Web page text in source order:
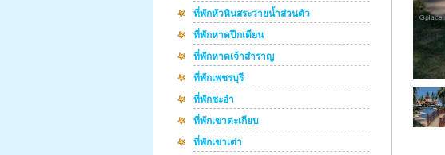
ที่พักหัวหินสระว่ายน้ำส่วนตัว
ที่พักหาดปึกเตียน
ที่พักหาดเจ้าสำราญ
ที่พักเพชรบุรี
ที่พักชะอำ
ที่พักเขาตะเกียบ
ที่พักเขาเต่า